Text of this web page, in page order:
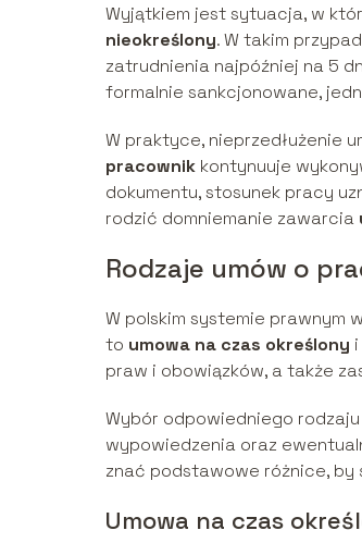
Wyjątkiem jest sytuacja, w
nieokreślony. W takim
zatrudnienia najpóźniej na 5
formalnie sankcjonowane,
W praktyce, nieprzedłużenie
pracownik kontynuuje
dokumentu, stosunek pracy
rodzić domniemanie zawarcia
Rodzaje umów o
W polskim systemie prawnym
to umowa na czas określony i
praw i obowiązków, a także
Wybór odpowiedniego
wypowiedzenia oraz
znać podstawowe różnice,
Umowa na czas